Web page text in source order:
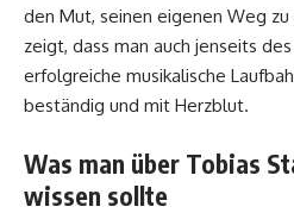
den Mut, seinen eigenen Weg
zeigt, dass man auch jenseits
erfolgreiche musikalische
beständig und mit Herzblut.
Was man über Tobias
wissen sollte